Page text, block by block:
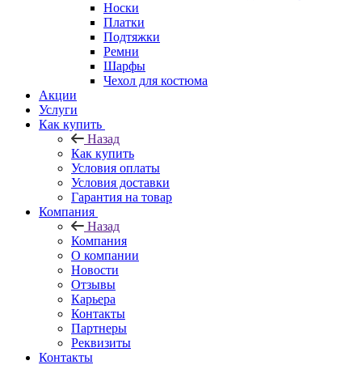
Носки
Платки
Подтяжки
Ремни
Шарфы
Чехол для костюма
Акции
Услуги
Как купить
Назад
Как купить
Условия оплаты
Условия доставки
Гарантия на товар
Компания
Назад
Компания
О компании
Новости
Отзывы
Карьера
Контакты
Партнеры
Реквизиты
Контакты